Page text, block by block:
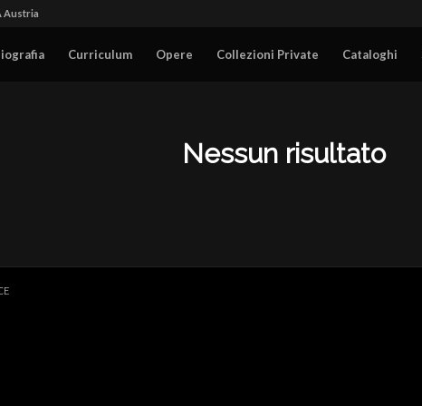
Austria
Curriculum Opere Collezioni Private Cataloghi
Nessun risultato